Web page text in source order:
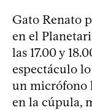
Gato Renato
en el
las 17.00 y
espectáculo
un micrófono
en la cúpula,